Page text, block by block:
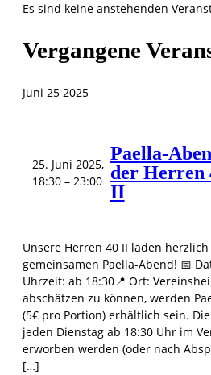
Es sind keine anstehenden
Vergangene
Juni 25 2025
25. Juni 2025,
18:30 – 23:00
Paella-
der Herren
II
Unsere Herren 40 II laden
gemeinsamen Paella-Abend! 📅
Uhrzeit: ab 18:30📍 Ort:
abschätzen zu können, werden
(5€ pro Portion) erhältlich sein.
jeden Dienstag ab 18:30 Uhr im
erworben werden (oder nach
[…]